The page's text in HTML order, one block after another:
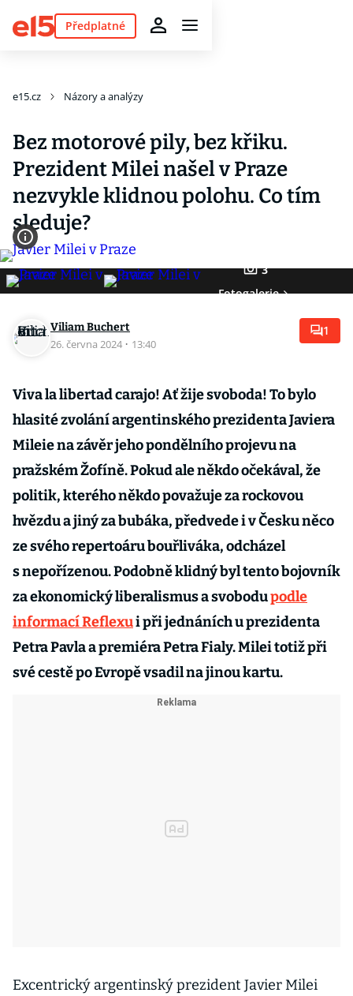
Předplatné
e15.cz Názory a analýzy
Bez motorové pily, bez křiku.
Prezident Milei našel v Praze
nezvykle klidnou polohu. Co tím
sleduje?
3
Fotogalerie
Viliam Buchert
26. června 2024 · 13:40
1
Viva la libertad carajo! Ať žije svoboda! To bylo
hlasité zvolání argentinského prezidenta Javiera
Mileie na závěr jeho pondělního projevu na
pražském Žofíně. Pokud ale někdo očekával, že
politik, kterého někdo považuje za rockovou
hvězdu a jiný za bubáka, předvede i v Česku něco
ze svého repertoáru bouřliváka, odcházel
s nepořízenou. Podobně klidný byl tento bojovník
za ekonomický liberalismus a svobodupodle
informací Reflexui při jednáních u prezidenta
Petra Pavla a premiéra Petra Fialy. Milei totiž při
své cestě po Evropě vsadil na jinou kartu.
Excentrický argentinský prezident Javier Milei